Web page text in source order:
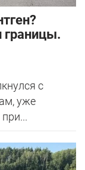
границы.
с
уже